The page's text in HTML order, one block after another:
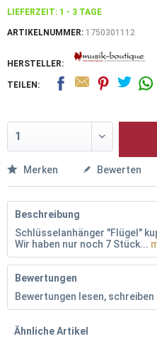
LIEFERZEIT: 1 - 3 TAGE
ARTIKELNUMMER: 1750301112
HERSTELLER:
TEILEN:
Merken Bewerten
Beschreibung
Schlüsselanhänger "Flügel"
Wir haben nur noch 7 Stück...
Bewertungen
Bewertungen lesen,
Ähnliche Artikel